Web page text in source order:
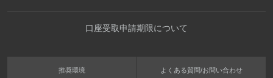
口座受取申請期限について
推奨環境 よくある質問/お問い合わせ